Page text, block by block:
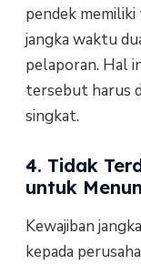
pendek
jangka waktu
pelaporan. Hal
tersebut harus
singkat.
4. Tidak
untuk
Kewajiban
kepada